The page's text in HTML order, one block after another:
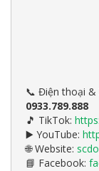
📞 Điện thoại &
0933.789.888
🎵 TikTok:
▶️ YouTube:
🌐Website:
📘 Facebook: